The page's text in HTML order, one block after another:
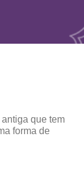
que tem
forma de